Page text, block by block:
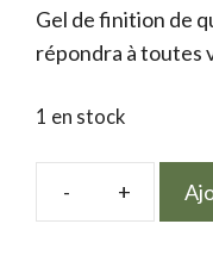
était :
9.50 €.
est :
7.50 €.
Gel de finition de
répondra à toutes
1 en stock